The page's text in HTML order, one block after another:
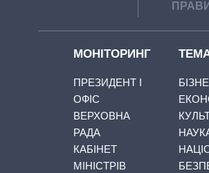
МОНІТОРИНГ
ПРЕЗИДЕНТ І
ОФІС
ВЕРХОВНА
РАДА
КАБІНЕТ
МІНІСТРІВ